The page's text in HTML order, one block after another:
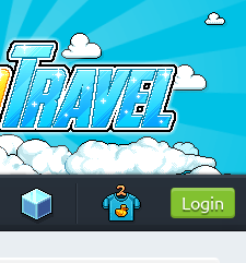
HabboTravelLogin